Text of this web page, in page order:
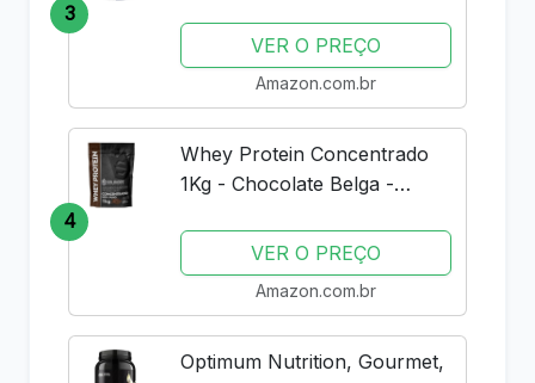
3
VER O PREÇO
Amazon.com.br
4
Whey Protein Concentrado
1Kg - Chocolate Belga -
VER O PREÇO
Amazon.com.br
Optimum Nutrition, Gourmet,